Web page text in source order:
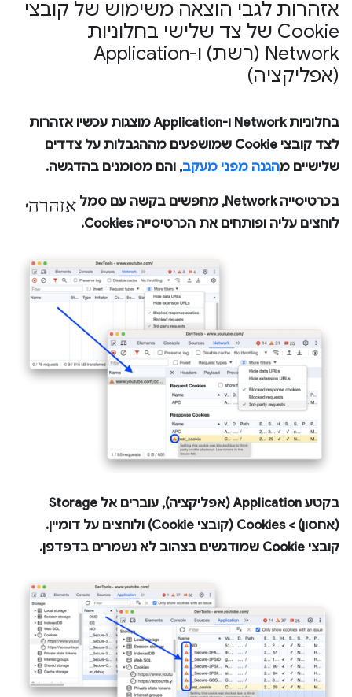
אזהרות לגבי הוצאה משימוש של קובצי
Cookie של צד שלישי בחלוניות
Network (רשת) ו-Application
(אפליקציה)
בחלוניותNetwork ו-Applicationמוצגות עכשיו אזהרות
לצד קובצי Cookie שמושפעים מההגבלות על צדדים
שלישיים מהגנה מפני מעקב, והם מסומנים בהדגשה.
בכרטיסייהNetwork, מחפשים בקשה עם סמל אזהרה,
לוחצים עליה ופותחים את הכרטיסייהCookies
.
בקטע Application(אפליקציה), עוברים אל Storage
(אחסון) >Cookies
(קובצי Cookie) ולוחצים על דומיין.
קובצי Cookie שמודגשים בצהוב לא נשמרים בדפדפן.